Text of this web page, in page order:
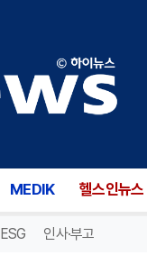
MEDIK 헬스인뉴스
ESG 인사·부고